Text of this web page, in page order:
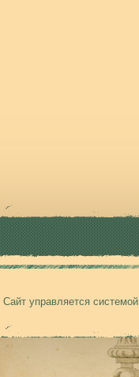
Сайт управляется системой